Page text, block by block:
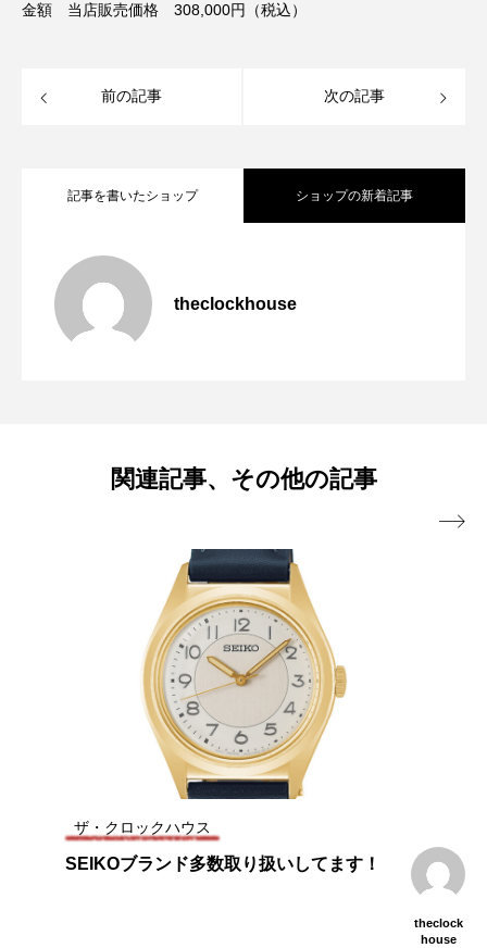
金額 当店販売価格 308,000円（税込）
前の記事 次の記事
記事を書いたショップ ショップの新着記事
theclockhouse
2026.06.27
2026.06.27
2026.06.03 SEIKO ASTRON 大人気カラーモデル入荷
中！！
ザ・クロックハウスオリジナル限定モデ
ル登場！！
関連記事、その他の記事
ザ・クロックハウス
SEIKOブランド多数取り扱いしてます！
theclock
house
